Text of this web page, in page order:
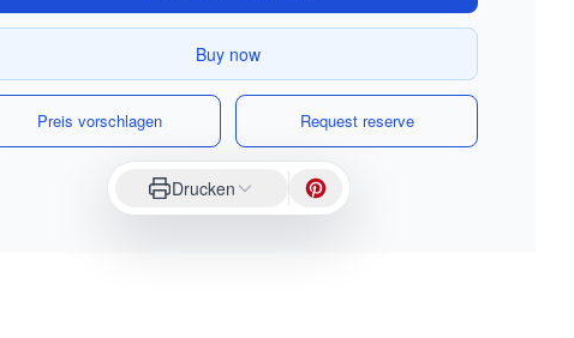
Buy now
Preis vorschlagen Request reserve
Drucken